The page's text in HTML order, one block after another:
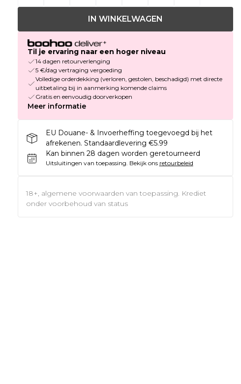
IN WINKELWAGEN
Til je ervaring naar een hoger niveau
14 dagen retourverlenging
5 €/dag vertraging vergoeding
Volledige orderdekking (verloren, gestolen, beschadigd) met directe
uitbetaling bij in aanmerking komende claims
Gratis en eenvoudig doorverkopen
Meer informatie
EU Douane- & Invoerheffing toegevoegd bij het
afrekenen. Standaardlevering €5.99
Kan binnen 28 dagen worden geretourneerd
Uitsluitingen van toepassing. Bekijk ons retourbeleid
18+, algemene voorwaarden van toepassing. Krediet
onder voorbehoud van status